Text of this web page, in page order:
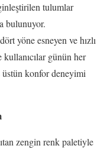
tulumlar
bulunuyor.
yöne esneyen ve hızlı
kullanıcılar günün her
üstün konfor deneyimi
zengin renk paletiyle